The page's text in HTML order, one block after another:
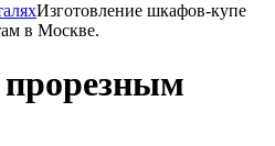
Изготовление шкафов-купе
в Москве.